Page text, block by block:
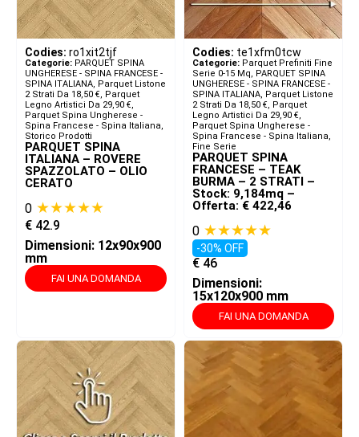
Codies: ro1xit2tjf
Categorie: PARQUET SPINA
UNGHERESE - SPINA FRANCESE -
SPINA ITALIANA​, Parquet Listone
2 Strati Da 18,50 €, Parquet
Legno Artistici Da 29,90 €,
Parquet Spina Ungherese -
Spina Francese - Spina Italiana,
Storico Prodotti
PARQUET SPINA
ITALIANA – ROVERE
SPAZZOLATO – OLIO
CERATO
0 ★★★★★
€ 42.9
Dimensioni: 12x90x900
mm
FAI UNA DOMANDA
Codies: te1xfm0tcw
Categorie: Parquet Prefiniti Fine
Serie 0-15 Mq, PARQUET SPINA
UNGHERESE - SPINA FRANCESE -
SPINA ITALIANA​, Parquet Listone
2 Strati Da 18,50 €, Parquet
Legno Artistici Da 29,90 €,
Parquet Spina Ungherese -
Spina Francese - Spina Italiana,
Fine Serie
PARQUET SPINA
FRANCESE – TEAK
BURMA – 2 STRATI –
Stock: 9,184mq –
Offerta: € 422,46
0 ★★★★★
-30% OFF
€ 46
Dimensioni:
15x120x900 mm
FAI UNA DOMANDA